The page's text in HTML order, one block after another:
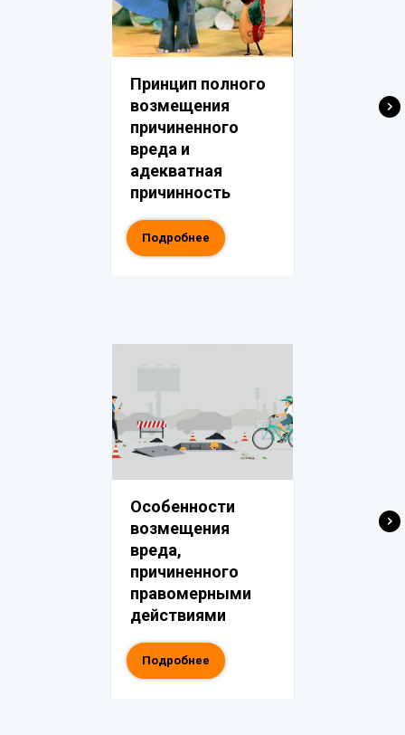
Принцип полного
возмещения
причиненного
вреда и
адекватная
причинность
Подробнее
Особенности
возмещения
вреда,
причиненного
правомерными
действиями
Подробнее